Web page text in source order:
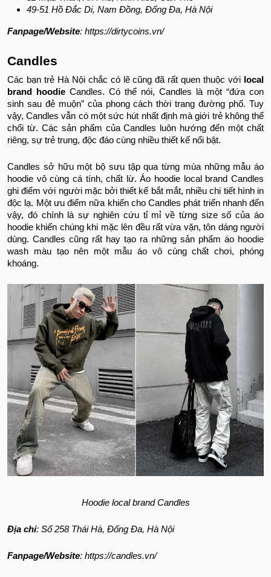
49-51 Hồ Đắc Di, Nam Đồng, Đống Đa, Hà Nội
Fanpage/Website: https://dirtycoins.vn/
Candles
Các bạn trẻ Hà Nội chắc có lẽ cũng đã rất quen thuộc với local
brand hoodie Candles. Có thể nói, Candles là một “đứa con
sinh sau đẻ muộn” của phong cách thời trang đường phố. Tuy
vậy, Candles vẫn có một sức hút nhất định mà giới trẻ không thể
chối từ. Các sản phẩm của Candles luôn hướng đến một chất
riêng, sự trẻ trung, độc đáo cùng nhiều thiết kế nổi bật.
Candles sở hữu một bộ sưu tập qua từng mùa những mẫu áo
hoodie vô cùng cá tính, chất lừ. Áo hoodie local brand Candles
ghi điểm với người mặc bởi thiết kế bắt mắt, nhiều chi tiết hình in
độc lạ. Một ưu điểm nữa khiến cho Candles phát triển nhanh đến
vậy, đó chính là sự nghiên cứu tỉ mỉ về từng size số của áo
hoodie khiến chúng khi mặc lên đều rất vừa vặn, tôn dáng người
dùng. Candles cũng rất hay tạo ra những sản phẩm áo hoodie
wash màu tạo nên một mẫu áo vô cùng chất chơi, phóng
khoáng.
Hoodie local brand Candles
Địa chỉ: Số 258 Thái Hà, Đống Đa, Hà Nội
Fanpage/Website: https://candles.vn/